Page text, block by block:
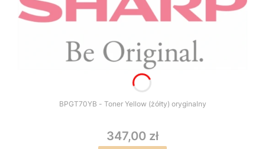
BPGT70YB - Toner Yellow (żółty) oryginalny
347,00 zł